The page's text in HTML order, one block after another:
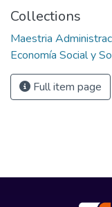
Collections
Maestria
Economía Social y
Full item page